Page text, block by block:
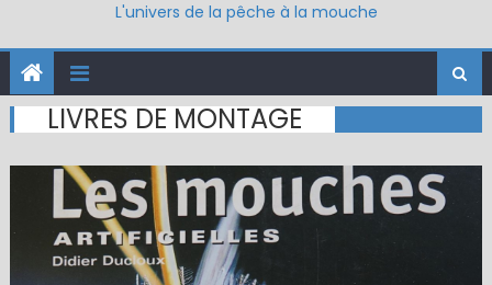
L'univers de la pêche à la mouche
LIVRES DE MONTAGE